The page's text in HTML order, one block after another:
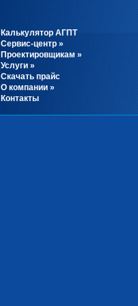
Калькулятор АГПТ
Сервис-центр»
Проектировщикам »
Услуги»
Скачать прайс
О компании»
Контакты